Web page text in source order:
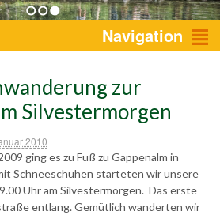
1 2 3 Navigation
zur
Silvestermorgen
2010
ging es zu Fuß zu Gappenalm in
Schneeschuhen starteten wir unsere
Uhr am Silvestermorgen. Das erste
entlang. Gemütlich wanderten wir